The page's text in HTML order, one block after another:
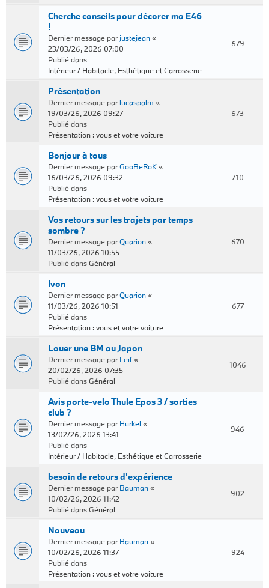
Cherche conseils pour décorer ma E46
!
Dernier message parjustejean«
23/03/26, 2026 07:00
Publié dans
Intérieur / Habitacle, Esthétique et Carrosserie
679
Présentation
Dernier message parlucaspalm «
19/03/26, 2026 09:27
Publié dans
Présentation : vous et votre voiture
673
Bonjour à tous
Dernier message parGooBeRoK«
16/03/26, 2026 09:32
Publié dans
Présentation : vous et votre voiture
710
Vos retours sur les trajets par temps
sombre ?
Dernier message parQuarion«
11/03/26, 2026 10:55
Publié dansGénéral
670
Ivon
Dernier message parQuarion«
11/03/26, 2026 10:51
Publié dans
Présentation : vous et votre voiture
677
Louer une BM au Japon
Dernier message parLeif«
20/02/26, 2026 07:35
Publié dansGénéral
1046
Avis porte-velo Thule Epos 3 / sorties
club ?
Dernier message parHurkel «
13/02/26, 2026 13:41
Publié dans
Intérieur / Habitacle, Esthétique et Carrosserie
946
besoin de retours d'expérience
Dernier message parBauman«
10/02/26, 2026 11:42
Publié dansGénéral
902
Nouveau
Dernier message parBauman«
10/02/26, 2026 11:37
Publié dans
Présentation : vous et votre voiture
924